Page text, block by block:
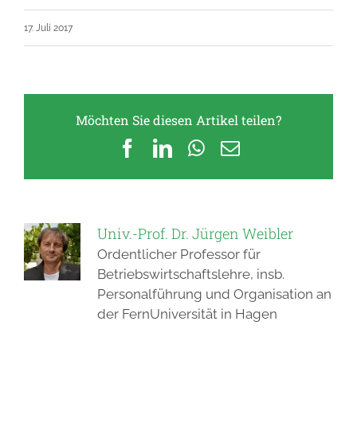
17. Juli 2017
Möchten Sie diesen Artikel teilen?
Facebook
LinkedIn
WhatsApp
E-
Univ.-Prof. Dr. Jürgen Weibler
Ordentlicher Professor für
Betriebswirtschaftslehre, insb.
Personalführung und Organisation an
der FernUniversität in Hagen